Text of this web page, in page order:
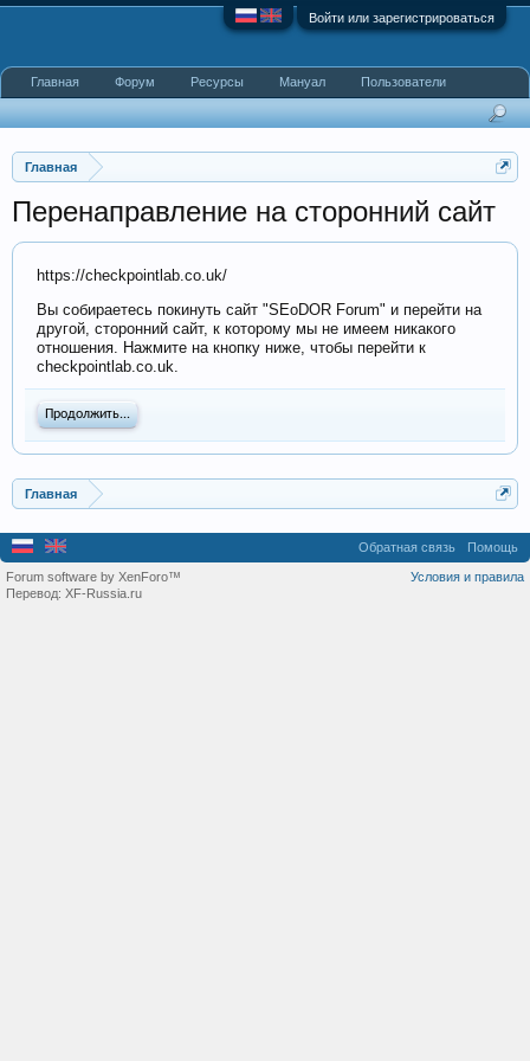
Войти или зарегистрироваться
Главная
Перенаправление на сторонний сайт
https://checkpointlab.co.uk/
Вы собираетесь покинуть сайт "SEoDOR Forum" и перейти на
другой, сторонний сайт, к которому мы не имеем никакого
отношения. Нажмите на кнопку ниже, чтобы перейти к
checkpointlab.co.uk.
Продолжить...
Главная
Главная Форум Ресурсы Мануал Пользователи
Обратная связь Помощь
Условия и правила
Forum software by XenForo™
Перевод: XF-Russia.ru